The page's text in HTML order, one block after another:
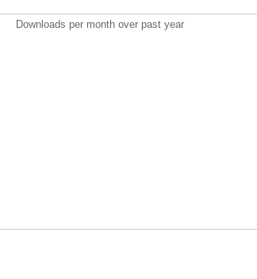
Downloads per month over past year